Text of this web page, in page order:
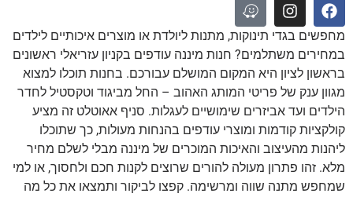
מחפשים בגדי תינוקות, מתנות ליולדת או מוצרים איכותיים לילדים
במחירים משתלמים? חנות מיננה עודפים בקניון עזריאלי ראשונים
בראשון לציון היא המקום המושלם עבורכם. בחנות תוכלו למצוא
מגוון ענק של פריטי המותג האהוב – החל מביגוד וטקסטיל לחדר
הילדים ועד אביזרים שימושיים לעגלות. סניף אאוטלט זה מציע
קולקציות קודמות ומוצרי עודפים בהנחות מעולות, כך שתוכלו
ליהנות מהעיצוב והאיכות המוכרים של מיננה מבלי לשלם מחיר
מלא. זהו פתרון מעולה להורים שרוצים לקנות חכם ולחסוך, או למי
שמחפש מתנה שווה ומרשימה. קפצו לביקור ותמצאו את כל מה